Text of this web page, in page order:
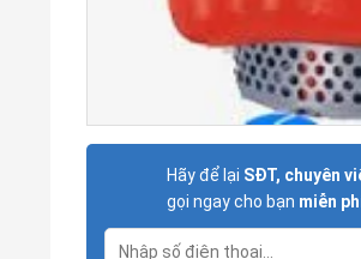
Hãy để lại SĐT, chuyên
gọi ngay cho bạn miễn